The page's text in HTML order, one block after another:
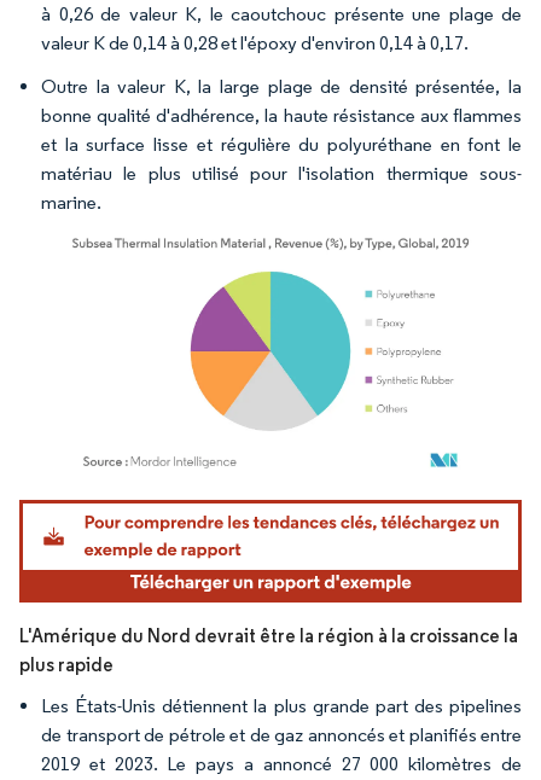
à 0,26 de valeur K, le caoutchouc présente une plage de
valeur K de 0,14 à 0,28 et l'époxy d'environ 0,14 à 0,17.
Outre la valeur K, la large plage de densité présentée, la
bonne qualité d'adhérence, la haute résistance aux flammes
et la surface lisse et régulière du polyuréthane en font le
matériau le plus utilisé pour l'isolation thermique sous-
marine.
Image © Mordor Intelligence. La réutilisation nécessite une attribution sous CC BY
L'Amérique du Nord devrait être la région à la croissance la
plus rapide
Les États-Unis détiennent la plus grande part des pipelines
de transport de pétrole et de gaz annoncés et planifiés entre
2019 et 2023. Le pays a annoncé 27 000 kilomètres de